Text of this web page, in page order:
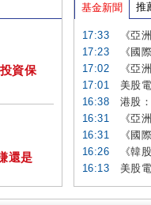
資保
還是
基金新聞 推
17:33
《亞
17:23
《國
17:02
《亞
17:01
美股
16:38
港股
16:31
《亞
16:31
《國
16:26
《韓
16:13
美股